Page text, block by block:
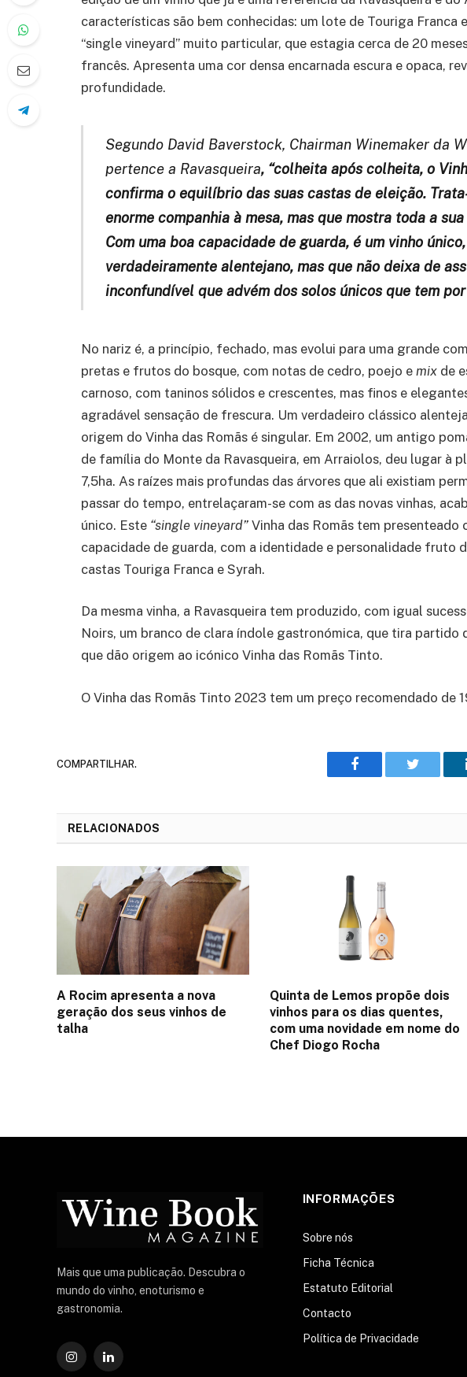
características são bem conhecidas: um lote de Touriga Franca
“single vineyard” muito particular, que estagia cerca de 20
francês. Apresenta uma cor densa encarnada escura e opaca,
profundidade.
Segundo David Baverstock, Chairman Winemaker da
pertence a Ravasqueira, “colheita após colheita, o
confirma o equilíbrio das suas castas de eleição.
enorme companhia à mesa, mas que mostra toda a
Com uma boa capacidade de guarda, é um vinho
verdadeiramente alentejano, mas que não deixa de
inconfundível que advém dos solos únicos que tem por
No nariz é, a princípio, fechado, mas evolui para uma grande
pretas e frutos do bosque, com notas de cedro, poejo e mix de
carnoso, com taninos sólidos e crescentes, mas finos e
agradável sensação de frescura. Um verdadeiro clássico
origem do Vinha das Romãs é singular. Em 2002, um antigo
de família do Monte da Ravasqueira, em Arraiolos, deu lugar à
7,5ha. As raízes mais profundas das árvores que ali existiam
passar do tempo, entrelaçaram-se com as das novas vinhas,
único. Este “single vineyard” Vinha das Romãs tem presenteado
capacidade de guarda, com a identidade e personalidade fruto
castas Touriga Franca e Syrah.
Da mesma vinha, a Ravasqueira tem produzido, com igual
Noirs, um branco de clara índole gastronómica, que tira partido
que dão origem ao icónico Vinha das Romãs Tinto.
O Vinha das Romãs Tinto 2023 tem um preço recomendado de
COMPARTILHAR. Facebook Twitter
RELACIONADOS
A Rocim apresenta a nova
geração dos seus vinhos de
talha
Quinta de Lemos propõe dois
vinhos para os dias quentes,
com uma novidade em nome do
Chef Diogo Rocha
Mais que uma publicação. Descubra o
mundo do vinho, enoturismo e
gastronomia.
Instagram
O
INFORMAÇÕES
Sobre nós
Ficha Técnica
Estatuto Editorial
Contacto
Política de Privacidade